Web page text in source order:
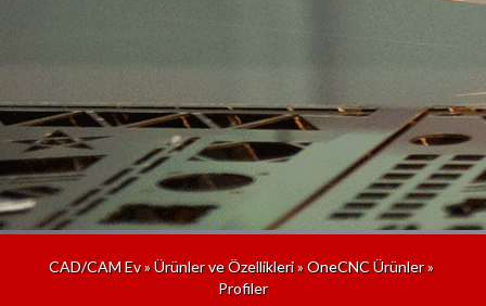
CAD/CAM Ev»Ürünler ve Özellikleri»OneCNC Ürünler»
Profiler